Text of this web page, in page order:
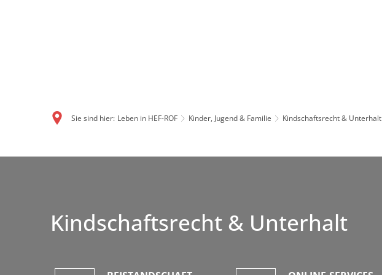
Sie sind hier: Leben in HEF-ROF Kinder, Jugend & Familie Kindschaftsrecht & Unterhalt
Kindschaftsrecht & Unterhalt